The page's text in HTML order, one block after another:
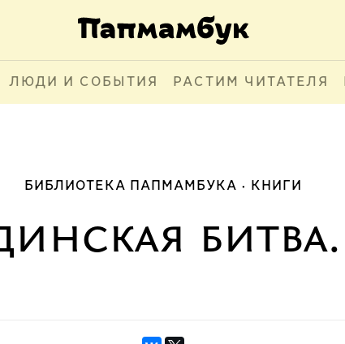
ЛЮДИ И СОБЫТИЯ РАСТИМ ЧИТАТЕЛЯ
БИБЛИОТЕКА ПАПМАМБУКА КНИГИ
битва.